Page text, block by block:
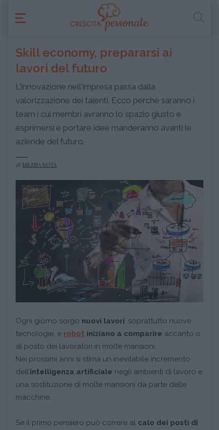
Skill economy, prepararsi ai
lavori del futuro
L'innovazione nell'impresa passa dalla
valorizzazione dei talenti. Ecco perché saranno i
team i cui membri avranno lo spazio giusto e
esprimersi e portare idee manderanno avanti le
aziende del futuro.
di MILENA ROTA
Ogni giorno sorgo nuovi lavori , soprattutto nuove
tecnologie, e robot iniziano a comparire accanto o
al posto dei lavoratori in molte mansioni.
Nei prossimi anni si stima un inevitabile incremento
dell’intelligenza artificiale negli ambienti di lavoro e
una sostituzione di molte mansioni da parte delle
macchine.
Se il primo pensiero può correre al calo dei posti di